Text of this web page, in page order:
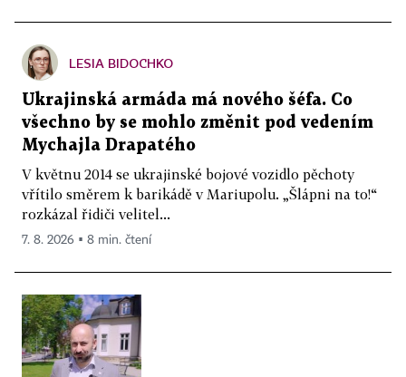
LESIA BIDOCHKO
Ukrajinská armáda má nového šéfa. Co
všechno by se mohlo změnit pod vedením
Mychajla Drapatého
V květnu 2014 se ukrajinské bojové vozidlo pěchoty
vřítilo směrem k barikádě v Mariupolu. „Šlápni na to!“
rozkázal řidiči velitel...
7. 8. 2026 ▪ 8 min. čtení